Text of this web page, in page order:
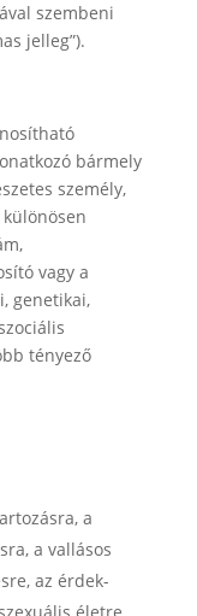
szembeni
jelleg”).
bármely
személy,
vagy a
genetikai,
tényező
a
a vallásos
az érdek-